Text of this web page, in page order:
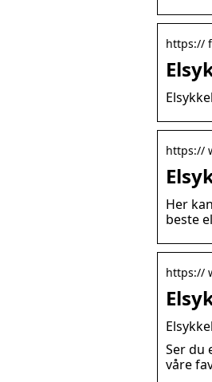
https://
https://
Her
beste
https://
Ser du
våre